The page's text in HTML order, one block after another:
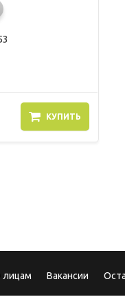
КУПИТЬ
Вакансии